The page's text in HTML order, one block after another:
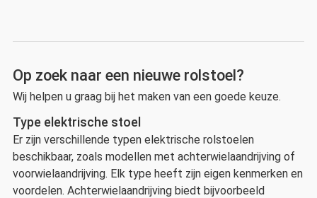
Op zoek naar een nieuwe rolstoel?
Wij helpen u graag bij het maken van een goede keuze.
Type elektrische stoel
Er zijn verschillende typen elektrische rolstoelen
beschikbaar, zoals modellen met achterwielaandrijving of
voorwielaandrijving. Elk type heeft zijn eigen kenmerken en
voordelen. Achterwielaandrijving biedt bijvoorbeeld